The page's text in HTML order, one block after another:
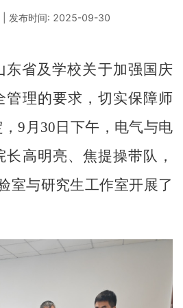
| 发布时间: 2025-09-30
东省及学校关于加强国庆
管理的要求，切实保障师
，9 月 30 日下午，电气与电
高明亮、焦提操带队，
室与研究生工作室开展了